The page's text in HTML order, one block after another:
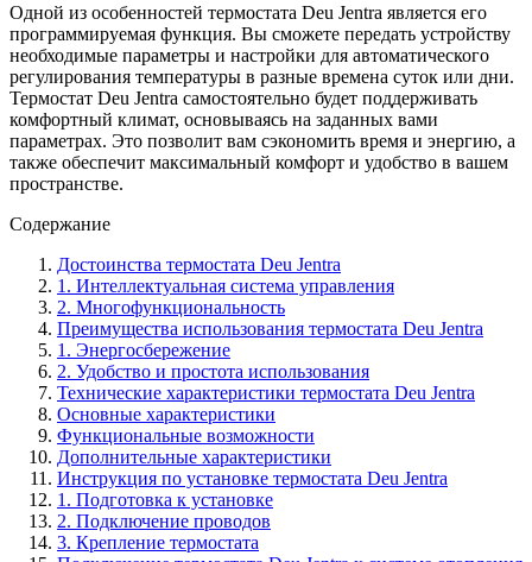
Одной из особенностей термостата Deu Jentra является его
программируемая функция. Вы сможете передать устройству
необходимые параметры и настройки для автоматического
регулирования температуры в разные времена суток или дни.
Термостат Deu Jentra самостоятельно будет поддерживать
комфортный климат, основываясь на заданных вами
параметрах. Это позволит вам сэкономить время и энергию, а
также обеспечит максимальный комфорт и удобство в вашем
пространстве.
Содержание
Достоинства термостата Deu Jentra
1. Интеллектуальная система управления
2. Многофункциональность
Преимущества использования термостата Deu Jentra
1. Энергосбережение
2. Удобство и простота использования
Технические характеристики термостата Deu Jentra
Основные характеристики
Функциональные возможности
Дополнительные характеристики
Инструкция по установке термостата Deu Jentra
1. Подготовка к установке
2. Подключение проводов
3. Крепление термостата